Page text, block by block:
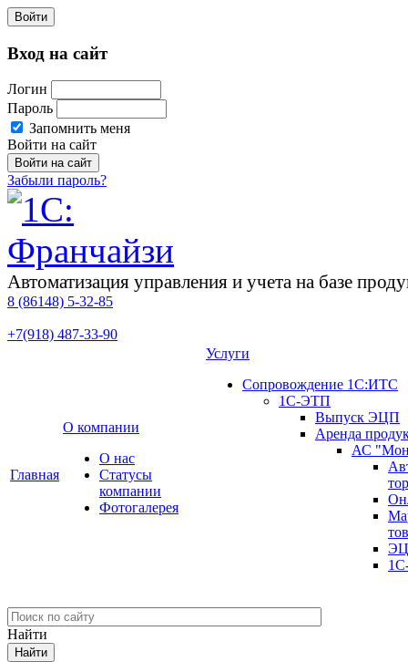
Войти
Вход на сайт
Логин
Пароль
Запомнить меня
Войти на сайт
Забыли пароль?
Автоматизация управления и учета на базе
8 (86148) 5-32-85
+7(918) 487-33-90
Главная
О компании
О нас
Cтатусы
компании
Фотогалерея
Услуги
Сопровождение 1С:ИТС
1С-ЭТП
Выпуск ЭЦП
Аренда
АС
Найти